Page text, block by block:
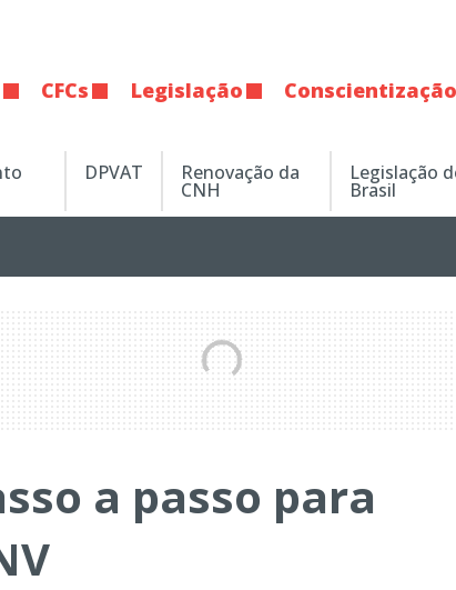
CFCs Legislação Conscientização
DPVAT Renovação da
CNH
Legislação
Brasil
a passo para